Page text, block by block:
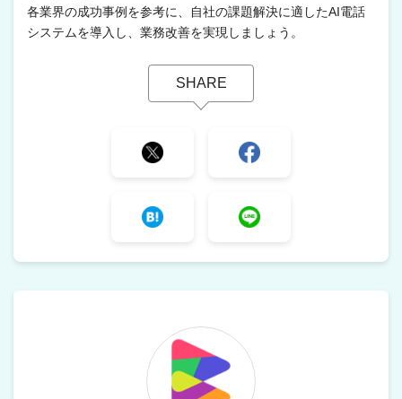
各業界の成功事例を参考に、自社の課題解決に適したAI電話
システムを導入し、業務改善を実現しましょう。